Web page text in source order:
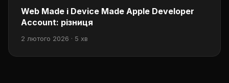
Web Made і Device Made Apple Developer
Account: різниця
2 лютого 2026 · 5 хв